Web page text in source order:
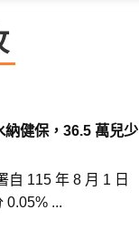
健保，36.5 萬兒少
自 115 年 8 月 1 日
0.05% ...